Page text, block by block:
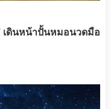
เดินหน้าปั้นหมอนวดมือ